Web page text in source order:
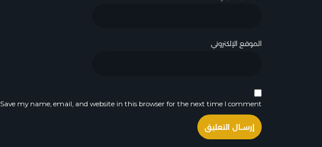
الموقع الإلكتروني
Save my name, email, and website in this browser for the next time I comment.